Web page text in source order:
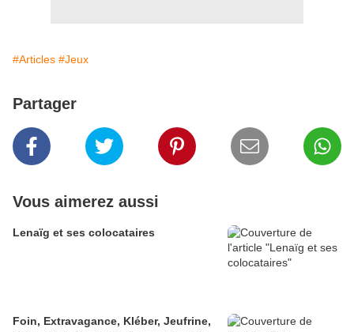
#Articles #Jeux
Partager
Vous aimerez aussi
Lenaïg et ses colocataires
Foin, Extravagance, Kléber, Jeufrine,